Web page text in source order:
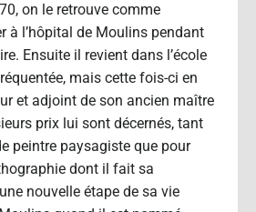
on le retrouve comme
à l’hôpital de Moulins pendant
Ensuite il revient dans l’école
mais cette fois-ci en
et adjoint de son ancien maître
prix lui sont décernés, tant
peintre paysagiste que pour
dont il fait sa
nouvelle étape de sa vie